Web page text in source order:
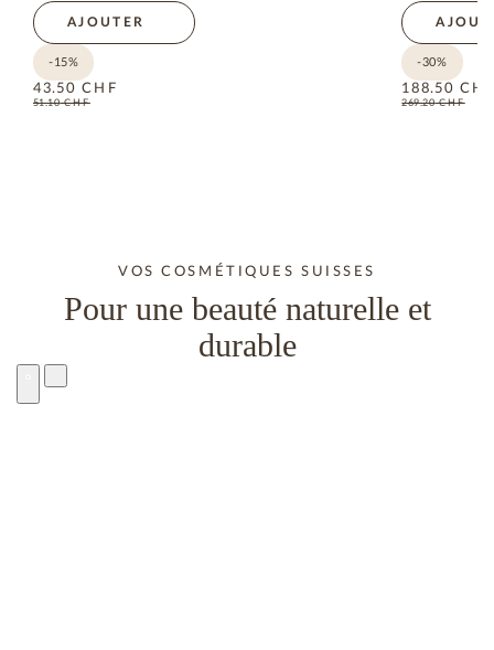
AJOUTER
-15%
43.50 CHF
51.10CHF
-30%
188.50
269.20CHF
VOS COSMÉTIQUES SUISSES
Pour une beauté naturelle et
durable